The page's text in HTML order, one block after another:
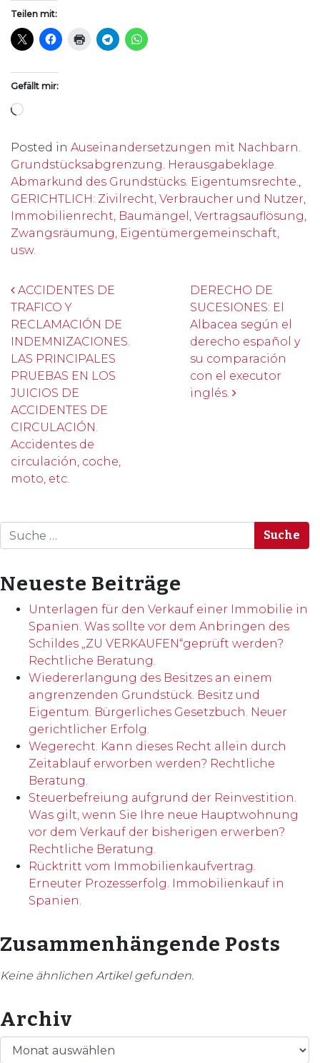
Teilen mit:
Gefällt mir:
Wird geladen …
Posted in Auseinandersetzungen mit Nachbarn.
Grundstücksabgrenzung. Herausgabeklage.
Abmarkund des Grundstücks. Eigentumsrechte.,
GERICHTLICH: Zivilrecht, Verbraucher und Nutzer,
Immobilienrecht, Baumängel, Vertragsauflösung,
Zwangsräumung, Eigentümergemeinschaft,
usw.
Beitrags-Navigation
ACCIDENTES DE
TRAFICO Y
RECLAMACIÓN DE
INDEMNIZACIONES.
LAS PRINCIPALES
PRUEBAS EN LOS
JUICIOS DE
ACCIDENTES DE
CIRCULACIÓN.
Accidentes de
circulación, coche,
moto, etc.
DERECHO DE
SUCESIONES: El
Albacea según el
derecho español y
su comparación
con el executor
inglés.
Suche
Neueste Beiträge
Unterlagen für den Verkauf einer Immobilie in
Spanien. Was sollte vor dem Anbringen des
Schildes „ZU VERKAUFEN“geprüft werden?
Rechtliche Beratung.
Wiedererlangung des Besitzes an einem
angrenzenden Grundstück. Besitz und
Eigentum. Bürgerliches Gesetzbuch. Neuer
gerichtlicher Erfolg.
Wegerecht. Kann dieses Recht allein durch
Zeitablauf erworben werden? Rechtliche
Beratung.
Steuerbefreiung aufgrund der Reinvestition.
Was gilt, wenn Sie Ihre neue Hauptwohnung
vor dem Verkauf der bisherigen erwerben?
Rechtliche Beratung.
Rücktritt vom Immobilienkaufvertrag.
Erneuter Prozesserfolg. Immobilienkauf in
Spanien.
Zusammenhängende Posts
Keine ähnlichen Artikel gefunden.
Archiv
Archiv